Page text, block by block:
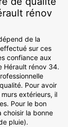
rénov
de la
sur ces
confiance aux
Hérault rénov 34.
Pour avoir
extérieurs, il
Pour le bon
choisir la bonne
pluie).